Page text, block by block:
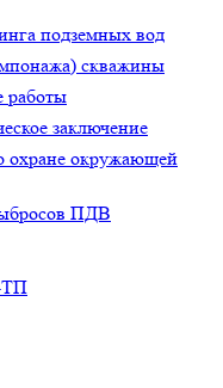
подземных вод
скважины
работы
заключение
охране окружающей
ПДВ
ТП